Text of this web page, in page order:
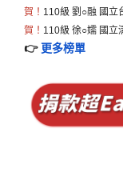
賀！ 110級 劉○融 國立
賀！ 110級 徐○嬬 國立
👉 更多榜單